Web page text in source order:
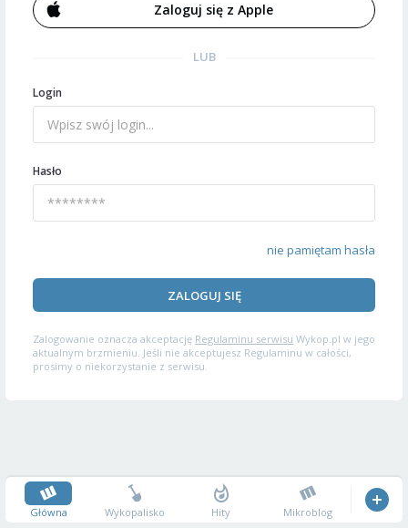
Zaloguj się z Apple
LUB
Login
Hasło
nie pamiętam hasła
ZALOGUJ SIĘ
Zalogowanie oznacza akceptację Regulaminu serwisu Wykop.pl w jego
aktualnym brzmieniu. Jeśli nie akceptujesz Regulaminu w całości,
prosimy o niekorzystanie z serwisu.
Główna Wykopalisko Hity Mikroblog